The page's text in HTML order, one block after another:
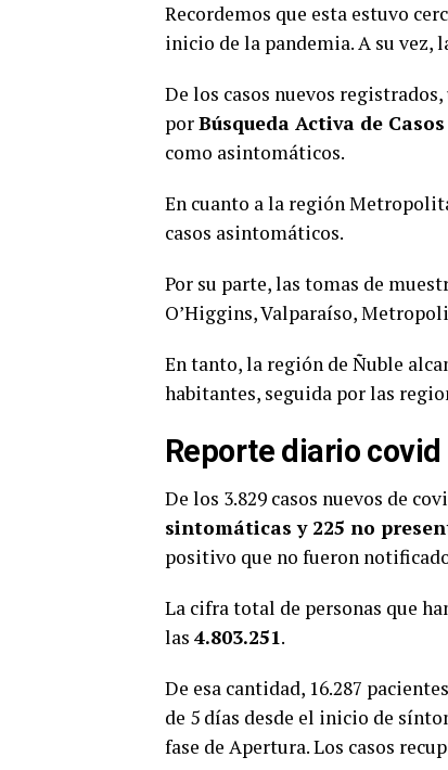
Recordemos que esta estuvo
inicio de la pandemia. A su vez,
De los casos nuevos
porBúsqueda Activa de Casos
como asintomáticos.
En cuanto a la región
casos asintomáticos.
Por su parte, las tomas de
O’Higgins, Valparaíso,
En tanto, la región de Ñuble
habitantes, seguida por las
Reporte diario covid
De los 3.829 casos nuevos de
sintomáticas y 225 no
positivo que no fueron
La cifra total de personas que
las 4.803.251.
De esa cantidad, 16.287
de 5 días desde el inicio de
fase de Apertura. Los casos